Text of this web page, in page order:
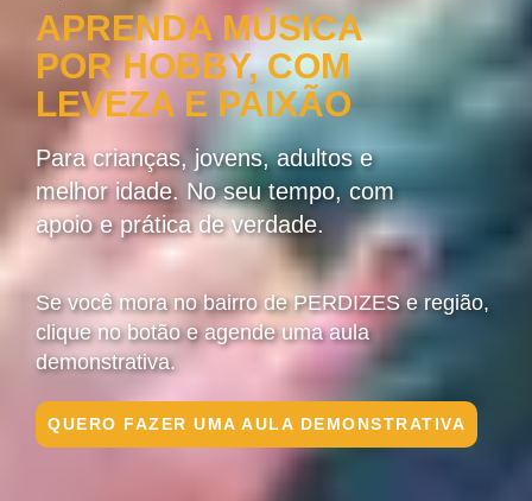
APRENDA MÚSICA
POR HOBBY, COM
LEVEZA E PAIXÃO
Para crianças, jovens, adultos e
melhor idade. No seu tempo, com
apoio e prática de verdade.
Se você mora no bairro de PERDIZES e região,
clique no botão e agende uma aula
demonstrativa.
QUERO FAZER UMA AULA DEMONSTRATIVA